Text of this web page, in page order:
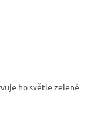
ho světle zeleně